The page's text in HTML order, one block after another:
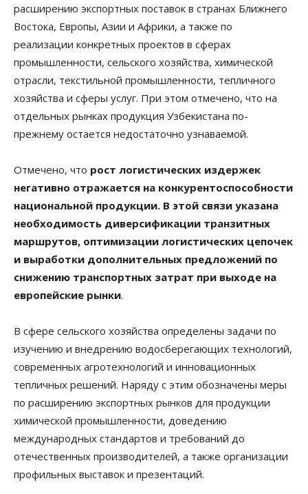
расширению экспортных поставок в странах Ближнего
Востока, Европы, Азии и Африки, а также по
реализации конкретных проектов в сферах
промышленности, сельского хозяйства, химической
отрасли, текстильной промышленности, тепличного
хозяйства и сферы услуг. При этом отмечено, что на
отдельных рынках продукция Узбекистана по-
прежнему остается недостаточно узнаваемой.
Отмечено, что рост логистических издержек
негативно отражается на конкурентоспособности
национальной продукции. В этой связи указана
необходимость диверсификации транзитных
маршрутов, оптимизации логистических цепочек
и выработки дополнительных предложений по
снижению транспортных затрат при выходе на
европейские рынки.
В сфере сельского хозяйства определены задачи по
изучению и внедрению водосберегающих технологий,
современных агротехнологий и инновационных
тепличных решений. Наряду с этим обозначены меры
по расширению экспортных рынков для продукции
химической промышленности, доведению
международных стандартов и требований до
отечественных производителей, а также организации
профильных выставок и презентаций.